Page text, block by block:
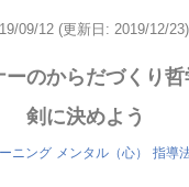
09/12 (更新日: 2019/12/23)
ーのからだづくり
剣に決めよう
ニング メンタル（心） 指導